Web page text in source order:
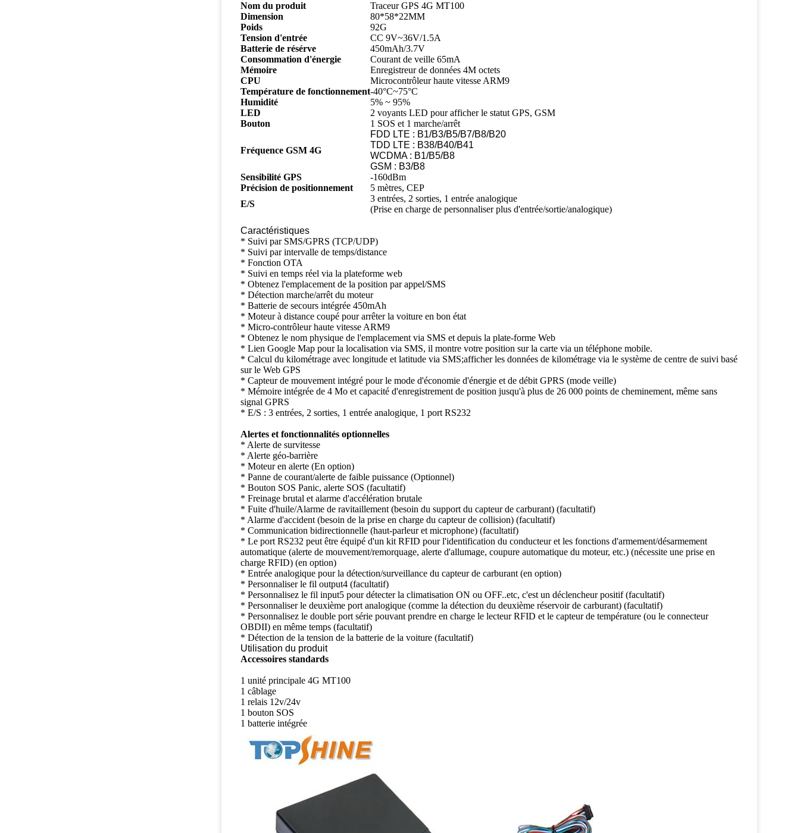
Nom du produit
Traceur GPS 4G MT100
Dimension
80*58*22MM
Poids
92G
Tension d'entrée
CC 9V~36V/1.5A
Batterie de résérve
450mAh/3.7V
Consommation d'énergie
Courant de veille 65mA
Mémoire
Enregistreur de données 4M octets
CPU
Microcontrôleur haute vitesse ARM9
Température de fonctionnement-40°C~75°C
Humidité
5% ~ 95%
LED
2 voyants LED pour afficher le statut GPS, GSM
Bouton
1 SOS et 1 marche/arrêt
Fréquence GSM 4G
FDD LTE : B1/B3/B5/B7/B8/B20
TDD LTE : B38/B40/B41
WCDMA : B1/B5/B8
GSM : B3/B8
Sensibilité GPS
-160dBm
Précision de positionnement
5 mètres, CEP
E/S
3 entrées, 2 sorties, 1 entrée analogique
(Prise en charge de personnaliser plus d'entrée/sortie/analogique)
Caractéristiques
* Suivi par SMS/GPRS (TCP/UDP)
* Suivi par intervalle de temps/distance
* Fonction OTA
* Suivi en temps réel via la plateforme web
* Obtenez l'emplacement de la position par appel/SMS
* Détection marche/arrêt du moteur
* Batterie de secours intégrée 450mAh
* Moteur à distance coupé pour arrêter la voiture en bon état
* Micro-contrôleur haute vitesse ARM9
* Obtenez le nom physique de l'emplacement via SMS et depuis la plate-forme Web
* Lien Google Map pour la localisation via SMS, il montre votre position sur la carte via un téléphone mobile.
* Calcul du kilométrage avec longitude et latitude via SMS;afficher les données de kilométrage via le système de centre de suivi basé
sur le Web GPS
* Capteur de mouvement intégré pour le mode d'économie d'énergie et de débit GPRS (mode veille)
* Mémoire intégrée de 4 Mo et capacité d'enregistrement de position jusqu'à plus de 26 000 points de cheminement, même sans
signal GPRS
* E/S : 3 entrées, 2 sorties, 1 entrée analogique, 1 port RS232
Alertes et fonctionnalités optionnelles
* Alerte de survitesse
* Alerte géo-barrière
* Moteur en alerte (En option)
* Panne de courant/alerte de faible puissance (Optionnel)
* Bouton SOS Panic, alerte SOS (facultatif)
* Freinage brutal et alarme d'accélération brutale
* Fuite d'huile/Alarme de ravitaillement (besoin du support du capteur de carburant) (facultatif)
* Alarme d'accident (besoin de la prise en charge du capteur de collision) (facultatif)
* Communication bidirectionnelle (haut-parleur et microphone) (facultatif)
* Le port RS232 peut être équipé d'un kit RFID pour l'identification du conducteur et les fonctions d'armement/désarmement
automatique (alerte de mouvement/remorquage, alerte d'allumage, coupure automatique du moteur, etc.) (nécessite une prise en
charge RFID) (en option)
* Entrée analogique pour la détection/surveillance du capteur de carburant (en option)
* Personnaliser le fil output4 (facultatif)
* Personnalisez le fil input5 pour détecter la climatisation ON ou OFF..etc, c'est un déclencheur positif (facultatif)
* Personnaliser le deuxième port analogique (comme la détection du deuxième réservoir de carburant) (facultatif)
* Personnalisez le double port série pouvant prendre en charge le lecteur RFID et le capteur de température (ou le connecteur
OBDII) en même temps (facultatif)
* Détection de la tension de la batterie de la voiture (facultatif)
Utilisation du produit
Accessoires standards
1 unité principale 4G MT100
1 câblage
1 relais 12v/24v
1 bouton SOS
1 batterie intégrée